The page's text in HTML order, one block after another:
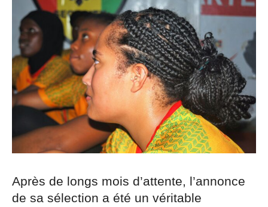
Après de longs mois d’attente, l’annonce
de sa sélection a été un véritable